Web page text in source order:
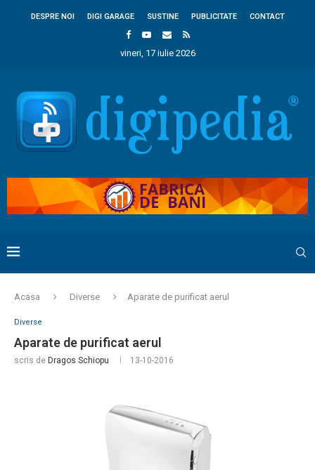
DESPRE NOI DIGI GARAGE SUSTINE PUBLICITATE CONTACT
vineri, 17 iulie 2026
Acasa Diverse Aparate de purificat aerul
Diverse
Aparate de purificat aerul
scris de Dragos Schiopu 13-10-2016